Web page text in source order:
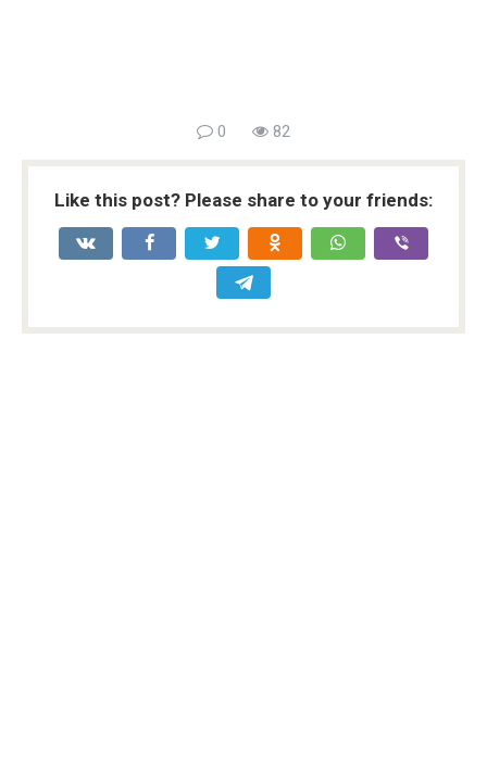
0 82
Like this post? Please share to your friends: